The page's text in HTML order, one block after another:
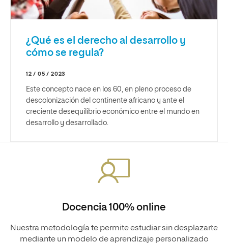
¿Qué es el derecho al desarrollo y
cómo se regula?
12 / 05 / 2023
Este concepto nace en los 60, en pleno proceso de
descolonización del continente africano y ante el
creciente desequilibrio económico entre el mundo en
desarrollo y desarrollado.
Docencia 100% online
Nuestra metodología te permite estudiar sin desplazarte
mediante un modelo de aprendizaje personalizado